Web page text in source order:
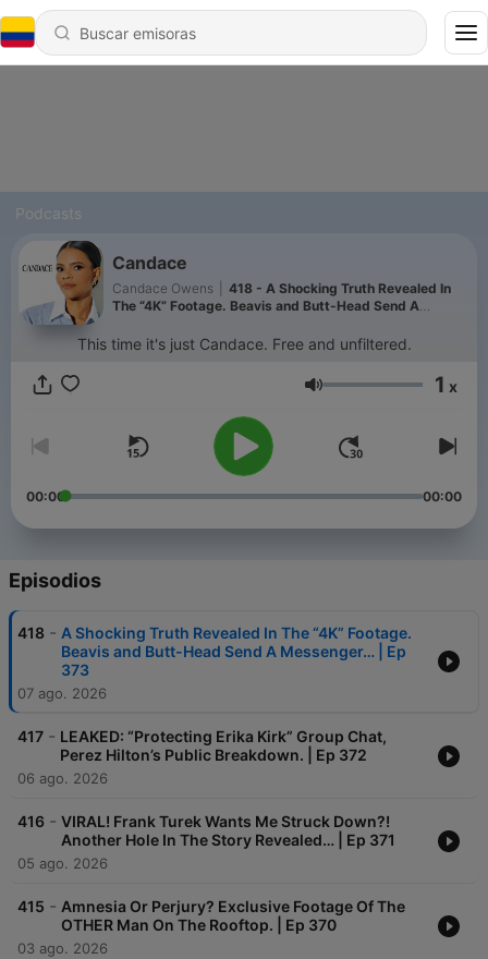
Podcasts
Candace
Candace Owens
418 - A Shocking Truth Revealed In
The “4K” Footage. Beavis and Butt-Head Send A
This time it's just Candace. Free and unfiltered.
Volumen 1 x
00:00 00:00
Episodios
418 - A Shocking Truth Revealed In The “4K” Footage.
Beavis and Butt-Head Send A Messenger… | Ep
373
07 ago. 2026
417 - LEAKED: “Protecting Erika Kirk” Group Chat,
Perez Hilton’s Public Breakdown. | Ep 372
06 ago. 2026
416 - VIRAL! Frank Turek Wants Me Struck Down?!
Another Hole In The Story Revealed… | Ep 371
05 ago. 2026
415 - Amnesia Or Perjury? Exclusive Footage Of The
OTHER Man On The Rooftop. | Ep 370
03 ago. 2026